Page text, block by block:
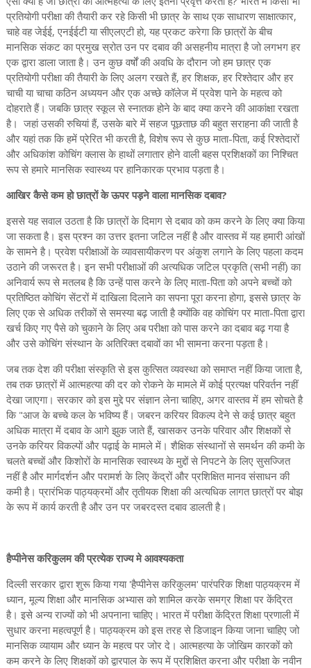
प्रतियोगी परीक्षा की तैयारी कर रहे किसी भी छात्र के साथ एक साधारण साक्षात्कार,
चाहे वह जेईई, एनईईटी या सीएलएटी हो, यह प्रकट करेगा कि छात्रों के बीच
मानसिक संकट का प्रमुख स्रोत उन पर दबाव की असहनीय मात्रा है जो लगभग हर
एक द्वारा डाला जाता है। उन कुछ वर्षों की अवधि के दौरान जो हम छात्र एक
प्रतियोगी परीक्षा की तैयारी के लिए अलग रखते हैं, हर शिक्षक, हर रिश्तेदार और हर
चाची या चाचा कठिन अध्ययन और एक अच्छे कॉलेज में प्रवेश पाने के महत्व को
दोहराते हैं। जबकि छात्र स्कूल से स्नातक होने के बाद क्या करने की आकांक्षा रखता
है। जहां उसकी रुचियां हैं, उसके बारे में सहज पूछताछ की बहुत सराहना की जाती है
और यहां तक कि हमें प्रेरित भी करती है, विशेष रूप से कुछ माता-पिता, कई रिश्तेदारों
और अधिकांश कोचिंग क्लास के हाथों लगातार होने वाली बहस प्रशिक्षकों का निश्चित
रूप से हमारे मानसिक स्वास्थ्य पर हानिकारक प्रभाव पड़ता है।
आखिर कैसे कम हो छात्रों के ऊपर पड़ने वाला मानसिक दबाव?
इससे यह सवाल उठता है कि छात्रों के दिमाग से दबाव को कम करने के लिए क्या किया
जा सकता है। इस प्रश्न का उत्तर इतना जटिल नहीं है और वास्तव में यह हमारी आंखों
के सामने है। प्रवेश परीक्षाओं के व्यावसायीकरण पर अंकुश लगाने के लिए पहला कदम
उठाने की जरूरत है। इन सभी परीक्षाओं की अत्यधिक जटिल प्रकृति (सभी नहीं) का
अनिवार्य रूप से मतलब है कि उन्हें पास करने के लिए माता-पिता को अपने बच्चों को
प्रतिष्ठित कोचिंग सेंटरों में दाखिला दिलाने का सपना पूरा करना होगा, इससे छात्र के
लिए एक से अधिक तरीकों से समस्या बढ़ जाती है क्योंकि वह कोचिंग पर माता-पिता द्वारा
खर्च किए गए पैसे को चुकाने के लिए अब परीक्षा को पास करने का दबाव बढ़ गया है
और उसे कोचिंग संस्थान के अतिरिक्त दबावों का भी सामना करना पड़ता है।
जब तक देश की परीक्षा संस्कृति से इस कुत्सित व्यवस्था को समाप्त नहीं किया जाता है,
तब तक छात्रों में आत्महत्या की दर को रोकने के मामले में कोई प्रत्यक्ष परिवर्तन नहीं
देखा जाएगा। सरकार को इस मुद्दे पर संज्ञान लेना चाहिए, अगर वास्तव में हम सोचते है
कि "आज के बच्चे कल के भविष्य हैं। जबरन करियर विकल्प देने से कई छात्र बहुत
अधिक मात्रा में दबाव के आगे झुक जाते हैं, खासकर उनके परिवार और शिक्षकों से
उनके करियर विकल्पों और पढ़ाई के मामले में। शैक्षिक संस्थानों से समर्थन की कमी के
चलते बच्चों और किशोरों के मानसिक स्वास्थ्य के मुद्दों से निपटने के लिए सुसज्जित
नहीं है और मार्गदर्शन और परामर्श के लिए केंद्रों और प्रशिक्षित मानव संसाधन की
कमी है। प्रारंभिक पाठ्यक्रमों और तृतीयक शिक्षा की अत्यधिक लागत छात्रों पर बोझ
के रूप में कार्य करती है और उन पर जबरदस्त दबाव डालती है।
हैप्पीनेस करिकुलम की प्रत्येक राज्य मे आवश्यकता
दिल्ली सरकार द्वारा शुरू किया गया 'हैप्पीनेस करिकुलम' पारंपरिक शिक्षा पाठ्यक्रम में
ध्यान, मूल्य शिक्षा और मानसिक अभ्यास को शामिल करके समग्र शिक्षा पर केंद्रित
है। इसे अन्य राज्यों को भी अपनाना चाहिए। भारत में परीक्षा केंद्रित शिक्षा प्रणाली में
सुधार करना महत्वपूर्ण है। पाठ्यक्रम को इस तरह से डिजाइन किया जाना चाहिए जो
मानसिक व्यायाम और ध्यान के महत्व पर जोर दे। आत्महत्या के जोखिम कारकों को
कम करने के लिए शिक्षकों को द्वारपाल के रूप में प्रशिक्षित करना और परीक्षा के नवीन